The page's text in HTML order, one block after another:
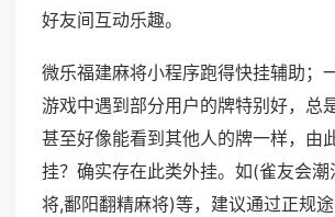
好友间互动乐趣。
微乐福建麻将小程序跑得快挂辅助；
游戏中遇到部分用户的牌特别好，总
甚至好像能看到其他人的牌一样，由
挂？确实存在此类外挂。如(雀友会
将,鄱阳翻精麻将)等，建议通过正规